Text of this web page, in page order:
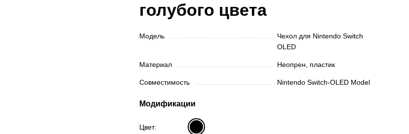
голубого цвета
Модель
Чехол для Nintendo Switch
OLED
Материал Неопрен, пластик
Совместимость Nintendo Switch-OLED Model
Модификации
Цвет: